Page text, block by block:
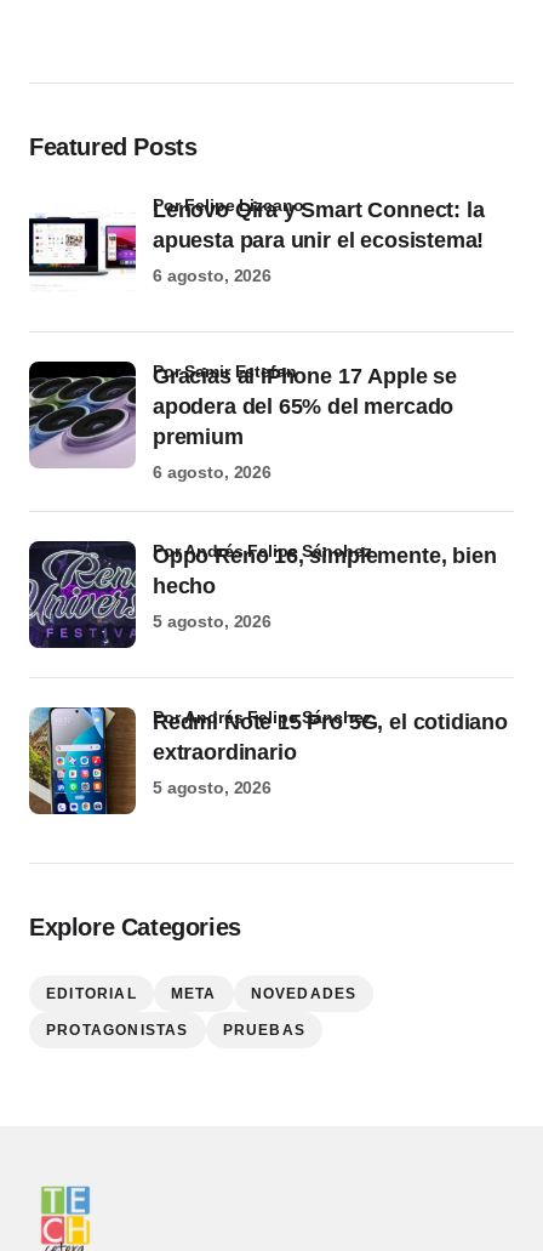
Featured Posts
Lenovo Qira y Smart Connect: la
apuesta para unir el ecosistema!
por Felipe Lizcano
6 agosto, 2026
Gracias al iPhone 17 Apple se
apodera del 65% del mercado
premium
por Samir Estefan
6 agosto, 2026
Oppo Reno 16, simplemente, bien
hecho
por Andrés Felipe Sánchez
5 agosto, 2026
Redmi Note 15 Pro 5G, el cotidiano
extraordinario
por Andrés Felipe Sánchez
5 agosto, 2026
Explore Categories
EDITORIAL META NOVEDADES
PROTAGONISTAS PRUEBAS